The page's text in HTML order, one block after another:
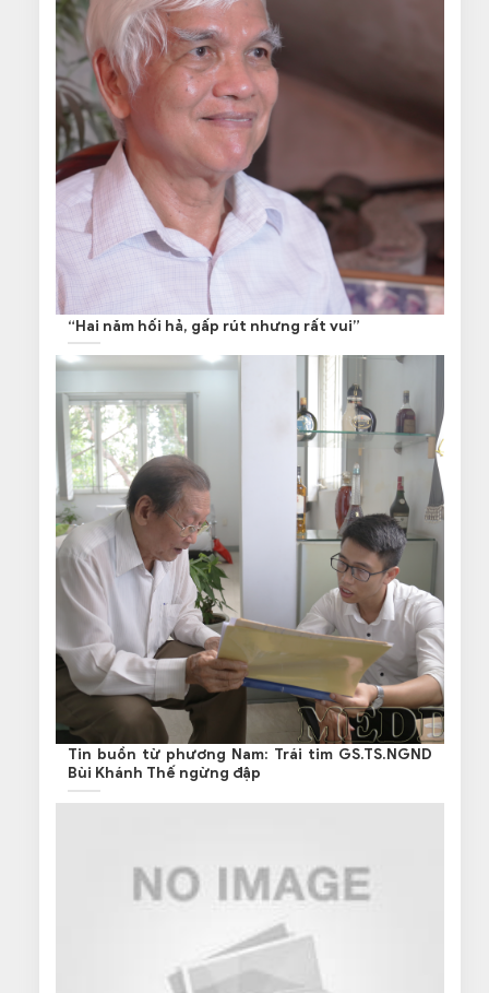
“Hai năm hối hả, gấp rút nhưng rất vui”
Tin buồn từ phương Nam: Trái tim GS.TS.NGND
Bùi Khánh Thế ngừng đập